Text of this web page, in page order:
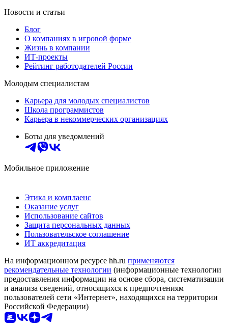
Новости и статьи
Блог
О компаниях в игровой форме
Жизнь в компании
ИТ-проекты
Рейтинг работодателей России
Молодым специалистам
Карьера для молодых специалистов
Школа программистов
Карьера в некоммерческих организациях
Боты для уведомлений
Мобильное приложение
Этика и комплаенс
Оказание услуг
Использование сайтов
Защита персональных данных
Пользовательское соглашение
ИТ аккредитация
На информационном ресурсе hh.ru применяются
рекомендательные технологии (информационные технологии
предоставления информации на основе сбора, систематизации
и анализа сведений, относящихся к предпочтениям
пользователей сети «Интернет», находящихся на территории
Российской Федерации)